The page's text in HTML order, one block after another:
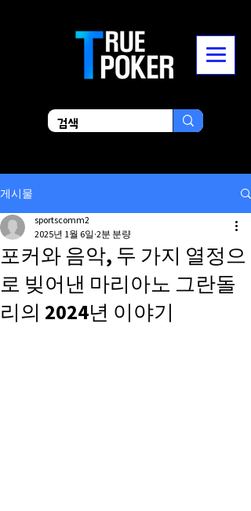
게시물
포커와 음악, 두 가지 열정으
로 빚어낸 마리아노 그란돌
리의 2024년 이야기
sportscomm2
2025년 1월 6일 2분 분량